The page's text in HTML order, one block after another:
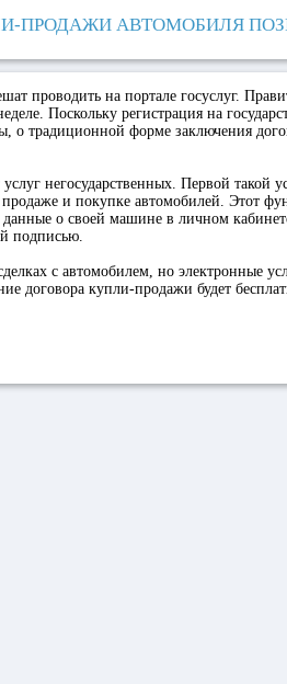
ПРОДАЖИ АВТОМОБИЛЯ
проводить на портале госуслуг.
Поскольку регистрация на
о традиционной форме заключения
негосударственных. Первой такой
и покупке автомобилей. Этот
данные о своей машине в личном
подписью.
с автомобилем, но электронные
договора купли-продажи будет